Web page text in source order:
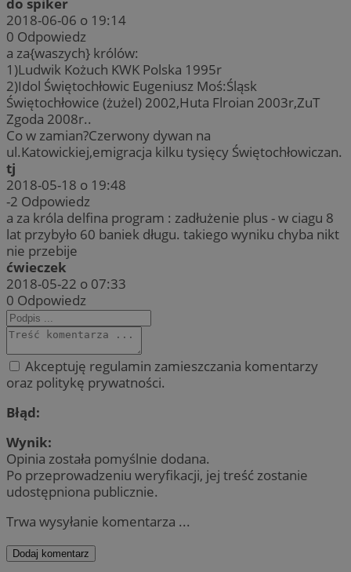
2018-06-06 o 19:14
0 Odpowiedz
a za{waszych} królów:
1)Ludwik Kożuch KWK Polska 1995r
2)Idol Świętochłowic Eugeniusz Moś:Śląsk
Świętochłowice (żużel) 2002,Huta Flroian 2003r,ZuT
Zgoda 2008r..
Co w zamian?Czerwony dywan na
ul.Katowickiej,emigracja kilku tysięcy Świętochłowiczan.
tj
2018-05-18 o 19:48
-2 Odpowiedz
a za króla delfina program : zadłużenie plus - w ciagu 8
lat przybyło 60 baniek długu. takiego wyniku chyba nikt
nie przebije
ćwieczek
2018-05-22 o 07:33
0 Odpowiedz
Akceptuję regulamin zamieszczania komentarzy
oraz politykę prywatności.
Błąd:
Wynik:
Opinia została pomyślnie dodana.
Po przeprowadzeniu weryfikacji, jej treść zostanie
udostępniona publicznie.
Trwa wysyłanie komentarza ...
Dodaj komentarz